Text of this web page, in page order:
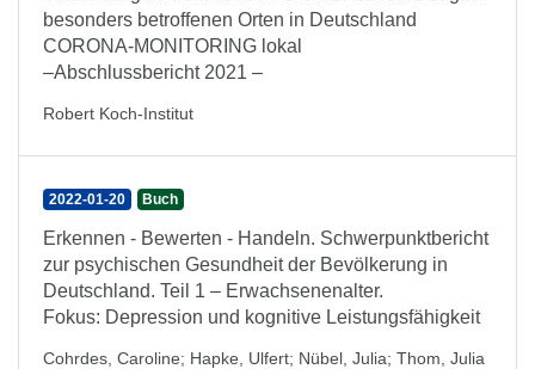
besonders betroffenen Orten in Deutschland
CORONA-MONITORING lokal
–Abschlussbericht 2021 –
Robert Koch-Institut
2022-01-20 Buch
Erkennen - Bewerten - Handeln. Schwerpunktbericht
zur psychischen Gesundheit der Bevölkerung in
Deutschland. Teil 1 – Erwachsenenalter.
Fokus: Depression und kognitive Leistungsfähigkeit
Cohrdes, Caroline; Hapke, Ulfert; Nübel, Julia; Thom, Julia